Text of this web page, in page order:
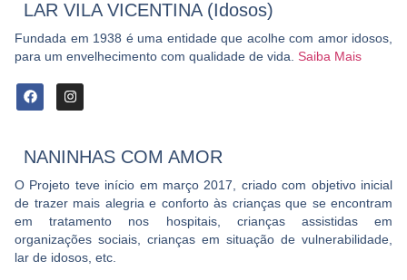
LAR VILA VICENTINA (Idosos)
Fundada em 1938 é uma entidade que acolhe com amor idosos,
para um envelhecimento com qualidade de vida. Saiba Mais
NANINHAS COM AMOR
O Projeto teve início em março 2017, criado com objetivo inicial
de trazer mais alegria e conforto às crianças que se encontram
em tratamento nos hospitais, crianças assistidas em
organizações sociais, crianças em situação de vulnerabilidade,
lar de idosos, etc.